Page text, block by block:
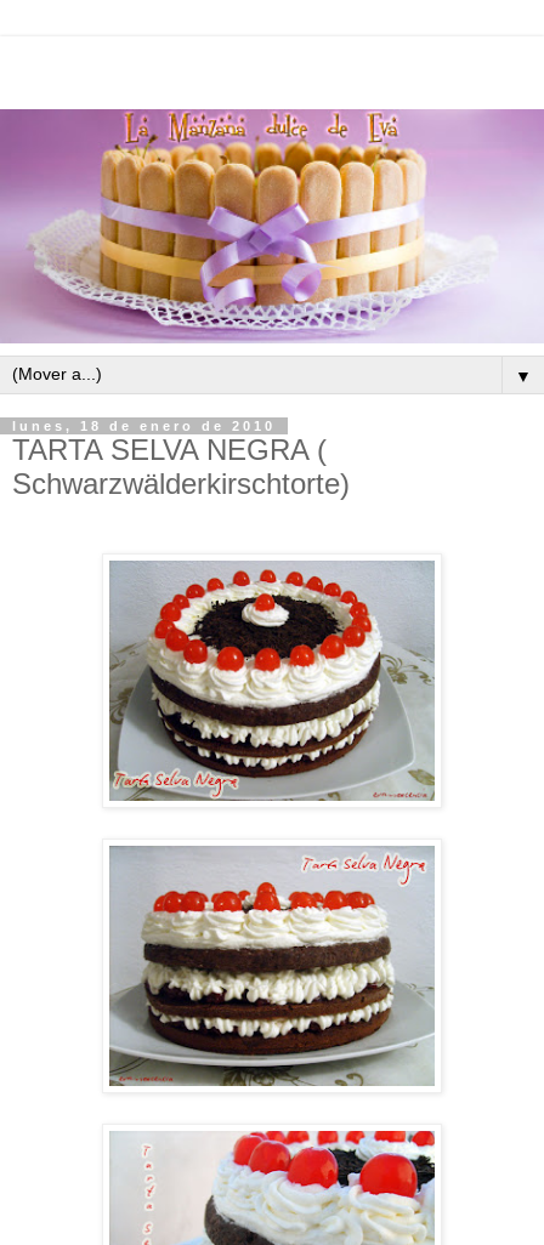
▼
lunes, 18 de enero de 2010
TARTA SELVA NEGRA (
Schwarzwälderkirschtorte)